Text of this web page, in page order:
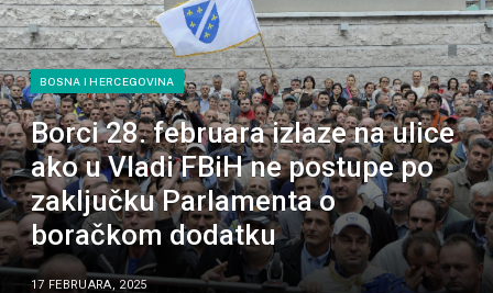
BOSNA I HERCEGOVINA
Borci 28. februara izlaze na ulice
ako u Vladi FBiH ne postupe po
zaključku Parlamenta o
boračkom dodatku
17 FEBRUARA, 2025